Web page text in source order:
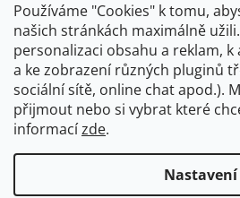
Používáme "Cookies" k tomu,
našich stránkách maximálně
personalizaci obsahu a reklam, k
a ke zobrazení různých pluginů
sociální sítě, online chat apod.).
přijmout nebo si vybrat které
informacízde.
Nastavení
Retro
Vytvořil Shoptet +